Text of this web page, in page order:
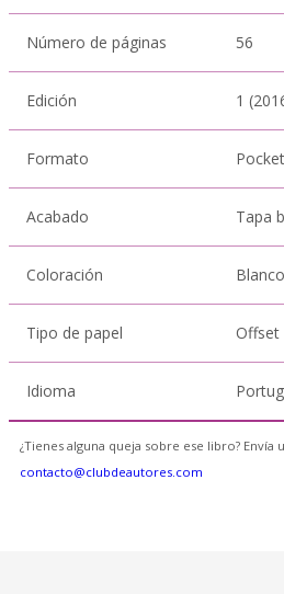
Número de páginas 56
Edición 1
Formato
Acabado Tapa
Coloración
Tipo de papel Offset
Idioma
¿Tienes alguna queja sobre ese libro?
contacto@clubdeautores.com